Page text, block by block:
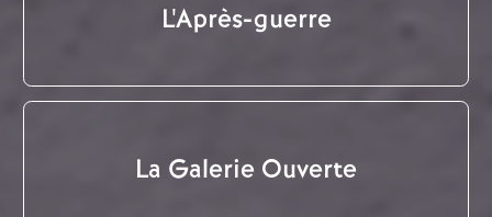
L'Après-guerre
La Galerie Ouverte